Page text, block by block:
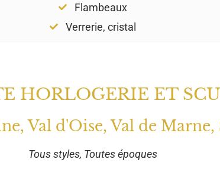
Flambeaux
Verrerie, cristal
HORLOGERIE ET
Val d'Oise, Val de
Tous styles, Toutes époques